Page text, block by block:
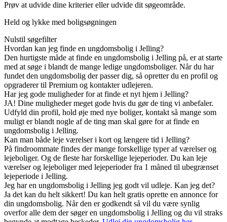
Prøv at udvide dine kriterier eller udvide dit søgeområde.
Held og lykke med boligsøgningen
Nulstil søgefilter
Hvordan kan jeg finde en ungdomsbolig i Jelling?
Den hurtigste måde at finde en ungdomsbolig i Jelling på, er at starte
med at søge i blandt de mange ledige ungdomsboliger. Når du har
fundet den ungdomsbolig der passer dig, så opretter du en profil og
opgraderer til Premium og kontakter udlejeren.
Har jeg gode muligheder for at finde et nyt hjem i Jelling?
JA! Dine muligheder meget gode hvis du gør de ting vi anbefaler.
Udfyld din profil, hold øje med nye boliger, kontakt så mange som
muligt er blandt nogle af de ting man skal gøre for at finde en
ungdomsbolig i Jelling.
Kan man både leje værelser i kort og længere tid i Jelling?
På findroommate findes der mange forskellige typer af værelser og
lejeboliger. Og de fleste har forskellige lejeperioder. Du kan leje
værelser og lejeboliger med lejeperioder fra 1 måned til ubegrænset
lejeperiode i Jelling.
Jeg har en ungdomsbolig i Jelling jeg godt vil udleje. Kan jeg det?
Ja det kan du helt sikkert! Du kan helt gratis oprette en annonce for
din ungdomsbolig. Når den er godkendt så vil du være synlig
overfor alle dem der søger en ungdomsbolig i Jelling og du vil straks